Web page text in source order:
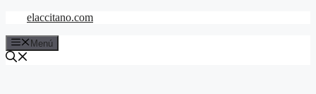
Saltar
contenido
elaccitano.com
Menú